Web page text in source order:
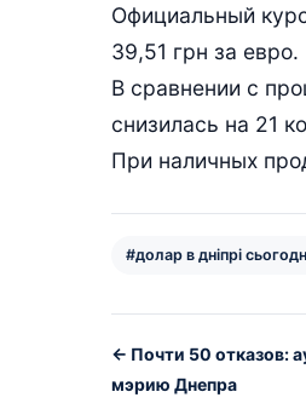
Официальный
39,51 грн за евро.
В сравнении с
снизилась на 21
При наличных
#долар в дніпрі
← Почти 50 отказов:
мэрию Днепра